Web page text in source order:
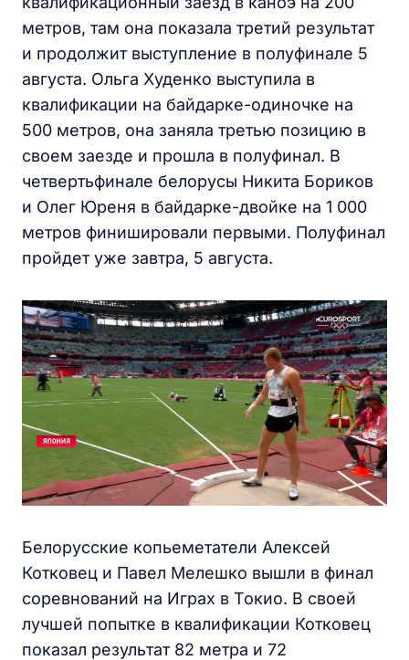
метров, там она показала третий результат
и продолжит выступление в полуфинале 5
августа. Ольга Худенко выступила в
квалификации на байдарке-одиночке на
500 метров, она заняла третью позицию в
своем заезде и прошла в полуфинал. В
четвертьфинале белорусы Никита Бориков
и Олег Юреня в байдарке-двойке на 1 000
метров финишировали первыми. Полуфинал
пройдет уже завтра, 5 августа.
Белорусские копьеметатели Алексей
Котковец и Павел Мелешко вышли в финал
соревнований на Играх в Токио. В своей
лучшей попытке в квалификации Котковец
показал результат 82 метра и 72